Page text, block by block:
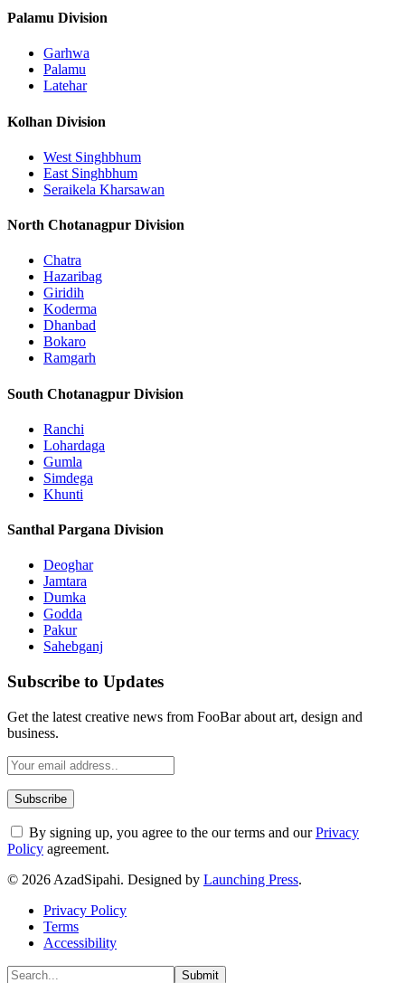
Palamu Division
Garhwa
Palamu
Latehar
Kolhan Division
West Singhbhum
East Singhbhum
Seraikela Kharsawan
North Chotanagpur Division
Chatra
Hazaribag
Giridih
Koderma
Dhanbad
Bokaro
Ramgarh
South Chotanagpur Division
Ranchi
Lohardaga
Gumla
Simdega
Khunti
Santhal Pargana Division
Deoghar
Jamtara
Dumka
Godda
Pakur
Sahebganj
Subscribe to Updates
Get the latest creative news from FooBar about art, design and
business.
By signing up, you agree to the our terms and ourPrivacy
Policy agreement.
© 2026 AzadSipahi. Designed by Launching Press.
Privacy Policy
Terms
Accessibility
Submit